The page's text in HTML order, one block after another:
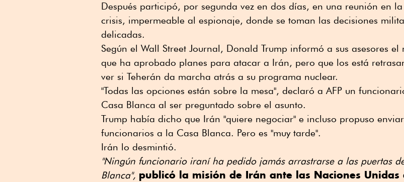
Después participó, por segunda vez en dos días, en una reunión en
crisis, impermeable al espionaje, donde se toman las decisiones
delicadas.
Según el Wall Street Journal, Donald Trump informó a sus asesores el
que ha aprobado planes para atacar a Irán, pero que los está
ver si Teherán da marcha atrás a su programa nuclear.
"Todas las opciones están sobre la mesa", declaró a AFP un
Casa Blanca al ser preguntado sobre el asunto.
Trump había dicho que Irán "quiere negociar" e incluso propuso
funcionarios a la Casa Blanca. Pero es "muy tarde".
Irán lo desmintió.
"Ningún funcionario iraní ha pedido jamás arrastrarse a las puertas
Blanca", publicó la misión de Irán ante las Naciones Unidas